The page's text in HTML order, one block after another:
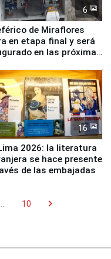
6
de Miraflores
en etapa final y será
en las próximas
16
2026: la literatura
se hace presente
de las embajadas
... 10 chevron_right